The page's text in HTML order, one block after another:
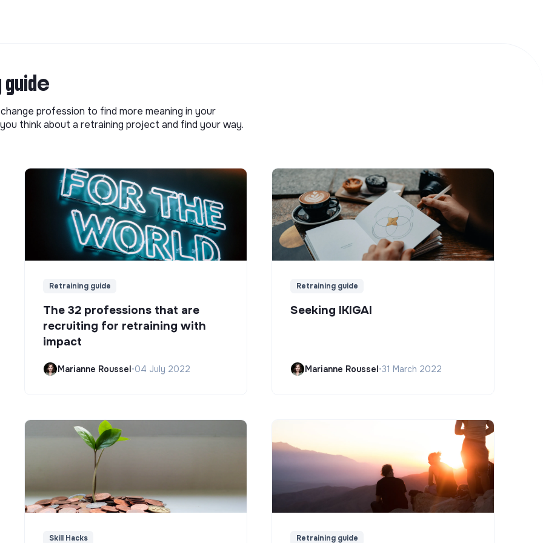
profession to find more meaning in your
think about a retraining project and find your way.
Retraining guide
The 32 professions that are
recruiting for retraining with
impact
Marianne Roussel•04 July 2022
Retraining guide
Seeking IKIGAI
Marianne Roussel•31 March 2022
Skill Hacks Retraining guide